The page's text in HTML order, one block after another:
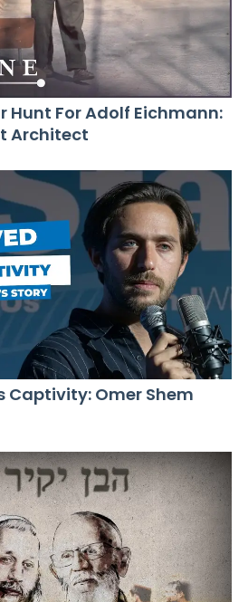
Hunt For Adolf Eichmann:
Architect
Captivity: Omer Shem